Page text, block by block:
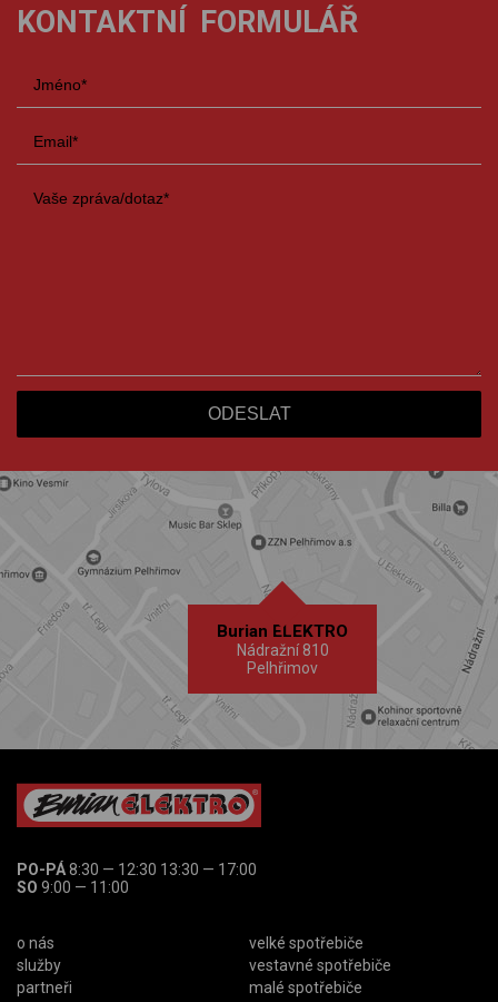
KONTAKTNÍ FORMULÁŘ
Burian ELEKTRO
Nádražní 810
Pelhřimov
PO-PÁ8:30 — 12:30 13:30 — 17:00
SO 9:00 — 11:00
o nás
služby
partneři
velké spotřebiče
vestavné spotřebiče
malé spotřebiče